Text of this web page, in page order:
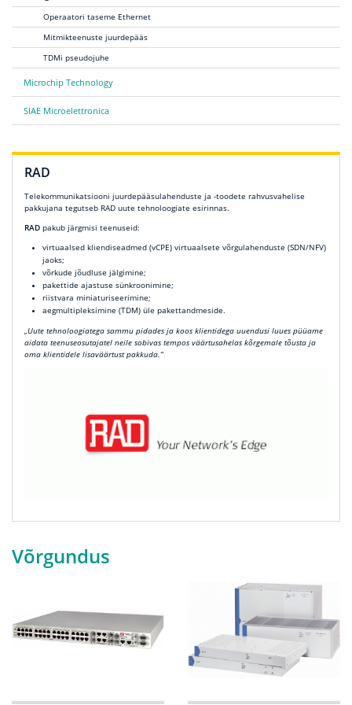
Operaatori taseme Ethernet
Mitmikteenuste juurdepääs
TDMi pseudojuhe
Microchip Technology
SIAE Microelettronica
RAD
Telekommunikatsiooni juurdepääsulahenduste ja -toodete rahvusvahelise
pakkujana tegutseb RAD uute tehnoloogiate esirinnas.
RAD pakub järgmisi teenuseid:
virtuaalsed kliendiseadmed (vCPE) virtuaalsete võrgulahenduste (SDN/NFV)
jaoks;
võrkude jõudluse jälgimine;
pakettide ajastuse sünkroonimine;
riistvara miniaturiseerimine;
aegmultipleksimine (TDM) üle pakettandmeside.
„Uute tehnoloogiatega sammu pidades ja koos klientidega uuendusi luues püüame
aidata teenuseosutajatel neile sobivas tempos väärtusahelas kõrgemale tõusta ja
oma klientidele lisaväärtust pakkuda.“
Võrgundus